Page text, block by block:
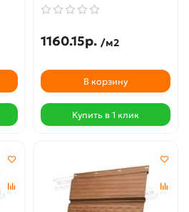
1160.15р. /м2
В корзину
Купить в 1 клик